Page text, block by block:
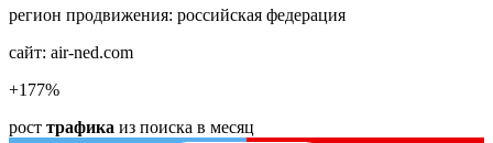
регион продвижения: российская федерация
сайт: air-ned.com
+177%
рост трафика из поиска в месяц